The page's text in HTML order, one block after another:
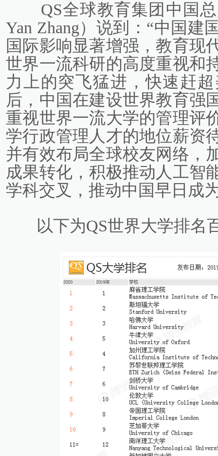
QS全球教育集团中国总
Yan Zhang）说到：“中国建
国际影响显著增强，教育现
世界一流科研的高度重视和
力上的突飞猛进，快速赶
后，中国在建设世界教育强
重视世界一流大学的管理评
学行政管理人才的地位薪资
并有效布局全球校友网络，
成果转化，积极推动人工智
学科交叉，推动中国早日成
以下为QS世界大学排名